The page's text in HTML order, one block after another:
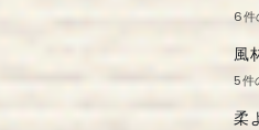
6件
風
5件
柔